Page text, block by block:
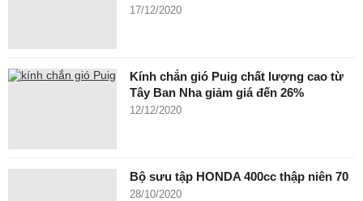
17/12/2020
Kính chắn gió Puig chất lượng cao từ
Tây Ban Nha giảm giá đến 26%
12/12/2020
Bộ sưu tập HONDA 400cc thập niên 70
28/10/2020